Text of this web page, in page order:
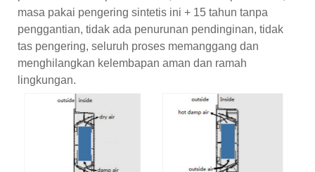
masa pakai pengering sintetis ini + 15 tahun tanpa
penggantian, tidak ada penurunan pendinginan, tidak
tas pengering, seluruh proses memanggang dan
menghilangkan kelembapan aman dan ramah
lingkungan.